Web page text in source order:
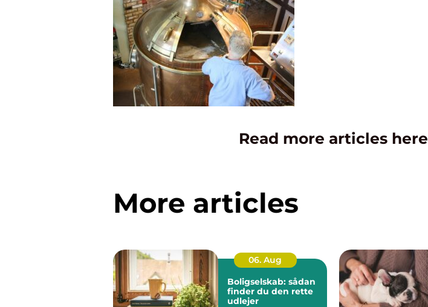
Read more articles here
More articles
06. Aug
Boligselskab: sådan
finder du den rette
udlejer